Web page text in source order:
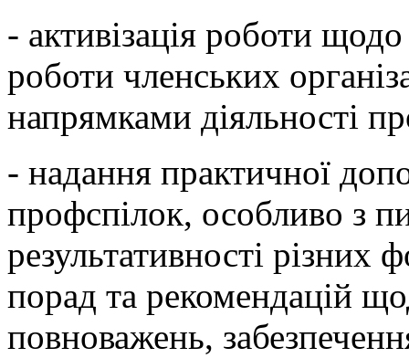
- активізація роботи
роботи членських
напрямками діяльності
- надання практичної
профспілок, особливо з
результативності різних
порад та рекомендацій
повноважень,